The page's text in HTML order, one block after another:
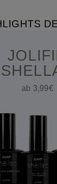
ab 3,99€